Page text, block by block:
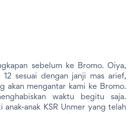
sebelum ke Bromo. Oiya,
sesuai dengan janji mas arief,
akan mengantar kami ke Bromo.
waktu begitu saja.
anak-anak KSR Unmer yang telah